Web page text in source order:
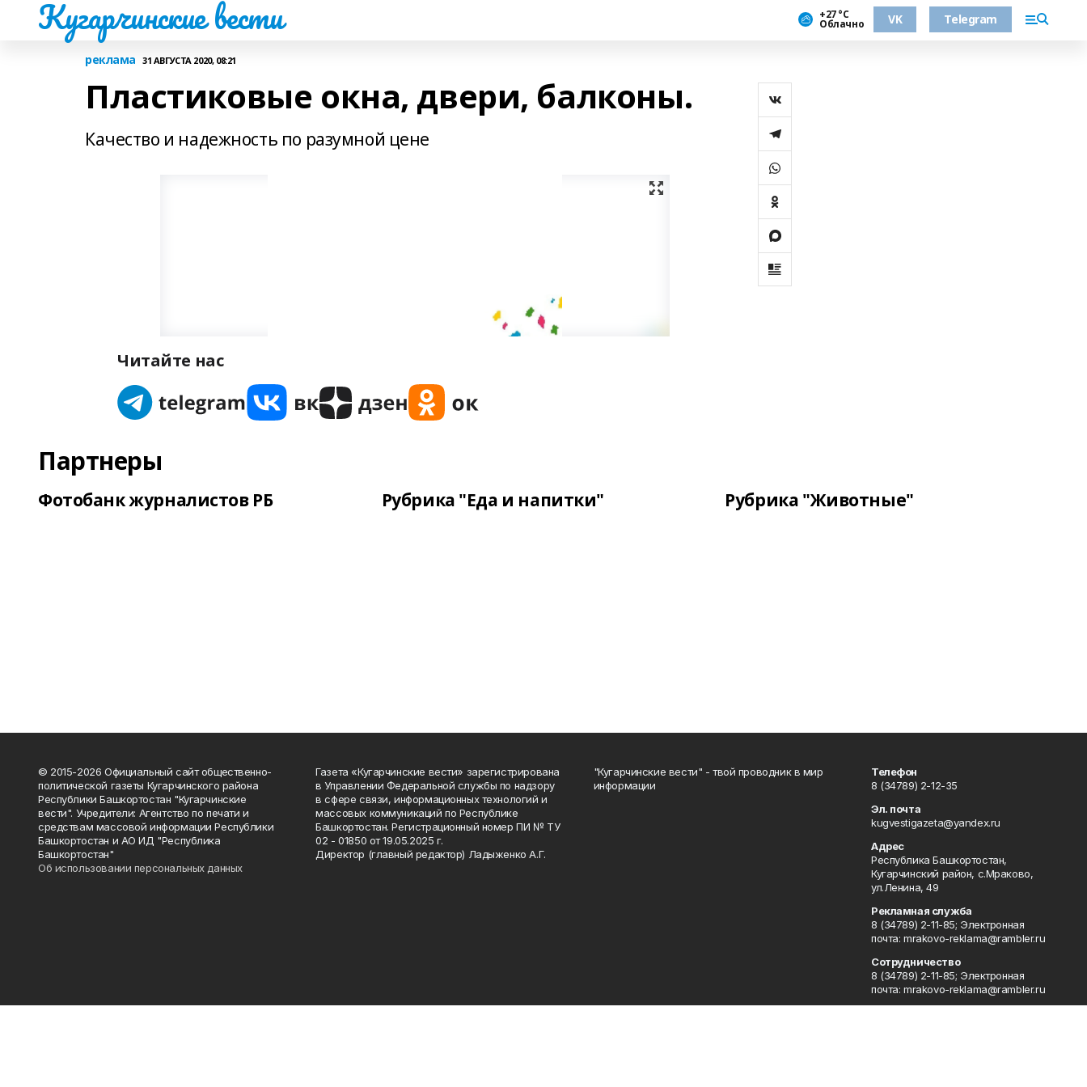
Кугарчинские вести +27 °С
Облачно VK Telegram
реклама 31 АВГУСТА 2020, 08:21
Пластиковые окна, двери, балконы.
Качество и надежность по разумной цене
Читайте нас
Партнеры
Фотобанк журналистов РБ Рубрика "Еда и напитки" Рубрика "Животные"
© 2015-2026 Официальный сайт общественно-
политической газеты Кугарчинского района
Республики Башкортостан "Кугарчинские
вести". Учредители: Агентство по печати и
средствам массовой информации Республики
Башкортостан и АО ИД "Республика
Башкортостан"
Об использовании персональных данных
Газета «Кугарчинские вести» зарегистрирована
в Управлении Федеральной службы по надзору
в сфере связи, информационных технологий и
массовых коммуникаций по Республике
Башкортостан. Регистрационный номер ПИ № ТУ
02 - 01850 от 19.05.2025 г.
Директор (главный редактор) Ладыженко А.Г.
"Кугарчинские вести" - твой проводник в мир
информации
Телефон
8 (34789) 2-12-35
Эл. почта
kugvestigazeta@yandex.ru
Адрес
Республика Башкортостан,
Кугарчинский район, с.Мраково,
ул.Ленина, 49
Рекламная служба
8 (34789) 2-11-85; Электронная
почта: mrakovo-reklama@rambler.ru
Сотрудничество
8 (34789) 2-11-85; Электронная
почта: mrakovo-reklama@rambler.ru